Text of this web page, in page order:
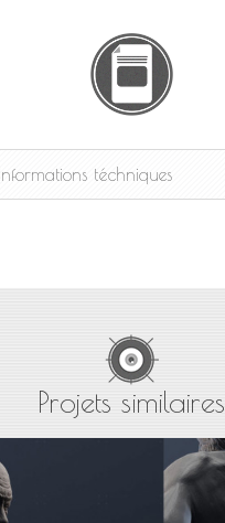
Informations téchniques
Projets similaires